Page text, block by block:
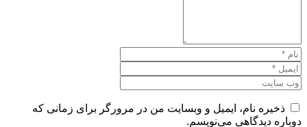
ذخیره نام، ایمیل و وبسایت من در مرورگر برای زمانی که
دوباره دیدگاهی می‌نویسم.